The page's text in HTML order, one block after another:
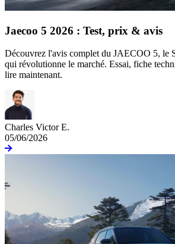
Jaecoo 5 2026 : Test, prix & avis
Découvrez l'avis complet du JAECOO 5, le
qui révolutionne le marché. Essai, fiche
lire maintenant.
Charles Victor E.
05/06/2026